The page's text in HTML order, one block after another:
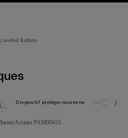
Limited Edition
Dispositif protège-couronne